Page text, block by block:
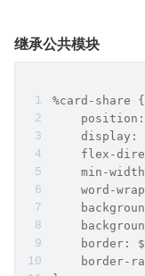
继承公共模块
%card-share {
display:
flex-
min-
word-
border:
border-